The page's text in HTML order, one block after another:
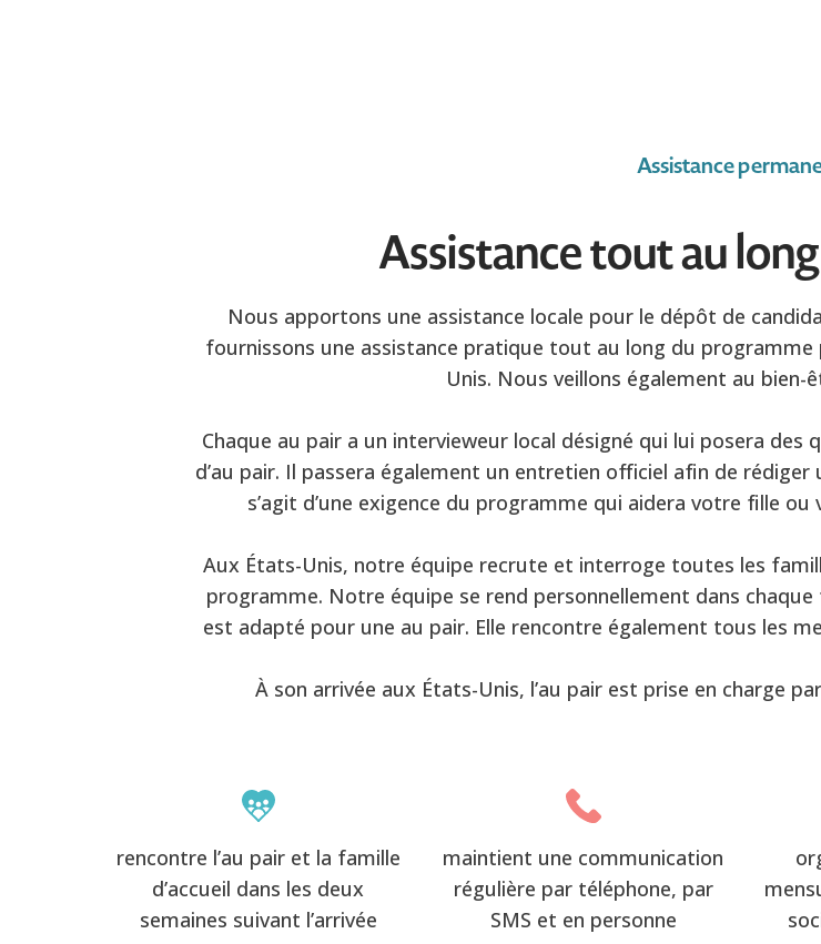
Assistance
Assistance tout au
Nous apportons une assistance locale pour le dépôt de
fournissons une assistance pratique tout au long du
Unis. Nous veillons également au bien-
Chaque au pair a un intervieweur local désigné qui lui posera
d’au pair. Il passera également un entretien officiel afin de
s’agit d’une exigence du programme qui aidera votre fille
Aux États-Unis, notre équipe recrute et interroge toutes les
programme. Notre équipe se rend personnellement dans chaque
est adapté pour une au pair. Elle rencontre également tous les
À son arrivée aux États-Unis, l’au pair est prise en charge
rencontre l’au pair et la famille
d’accueil dans les deux
semaines suivant l’arrivée
maintient une communication
régulière par téléphone, par
SMS et en personne